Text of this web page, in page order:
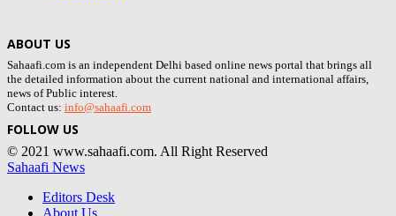
ABOUT US
Sahaafi.com is an independent Delhi based online news portal that brings all
the detailed information about the current national and international affairs,
news of Public interest.
Contact us: info@sahaafi.com
FOLLOW US
© 2021 www.sahaafi.com. All Right Reserved
Sahaafi News
Editors Desk
About Us